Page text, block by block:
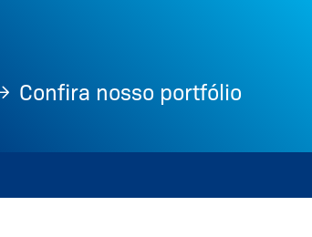
Confira nosso portfólio